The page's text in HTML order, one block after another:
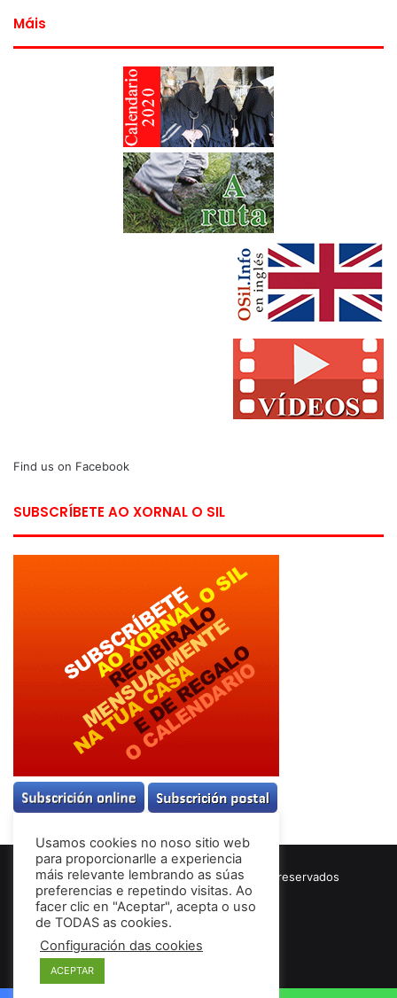
Máis
Find us on Facebook
SUBSCRÍBETE AO XORNAL O SIL
© Copyright 2026, Todos los derechos reservados
Términos & Condiciones
Usamos cookies no noso sitio web
para proporcionarlle a experiencia
máis relevante lembrando as súas
preferencias e repetindo visitas. Ao
facer clic en "Aceptar", acepta o uso
de TODAS as cookies.
Configuración das cookies
ACEPTAR